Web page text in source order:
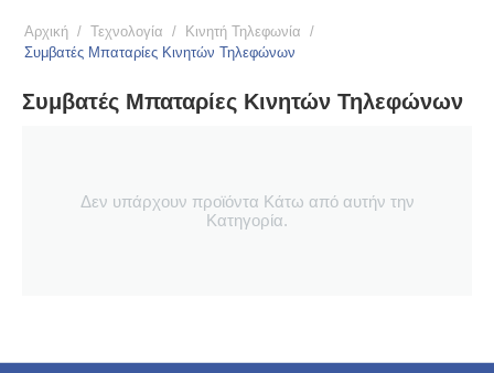
Αρχική / Τεχνολογία / Κινητή Τηλεφωνία /
Συμβατές Μπαταρίες Κινητών Τηλεφώνων
Συμβατές Μπαταρίες Κινητών Τηλεφώνων
Δεν υπάρχουν προϊόντα Κάτω από αυτήν την
Κατηγορία.